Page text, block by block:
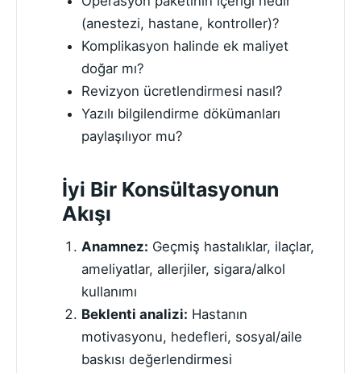
(anestezi, hastane, kontroller)?
Komplikasyon halinde ek maliyet
doğar mı?
Revizyon ücretlendirmesi nasıl?
Yazılı bilgilendirme dökümanları
paylaşılıyor mu?
İyi Bir Konsültasyonun
Akışı
Anamnez: Geçmiş hastalıklar, ilaçlar,
ameliyatlar, allerjiler, sigara/alkol
kullanımı
Beklenti analizi: Hastanın
motivasyonu, hedefleri, sosyal/aile
baskısı değerlendirmesi